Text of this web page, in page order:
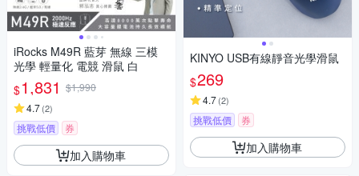
iRocks M49R 藍芽 無線 三模
光學 輕量化 電競 滑鼠 白
$1,831 $1,990
4.7(2)
挑戰低價 券
加入購物車
KINYO USB有線靜音光學滑鼠
$269
4.7(2)
挑戰低價 券
加入購物車